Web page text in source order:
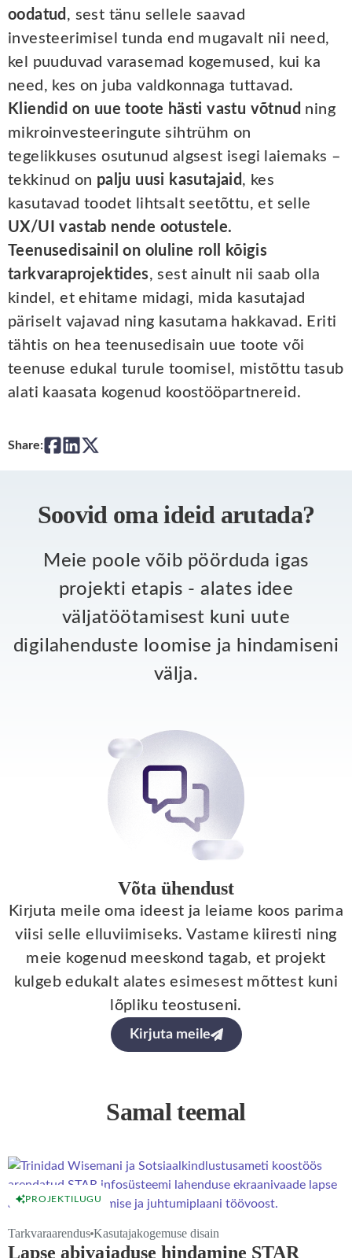
oodatud , sest tänu sellele saavad
investeerimisel tunda end mugavalt nii need,
kel puuduvad varasemad kogemused, kui ka
need, kes on juba valdkonnaga tuttavad.
Kliendid on uue toote hästi vastu võtnud ning
mikroinvesteeringute sihtrühm on
tegelikkuses osutunud algsest isegi laiemaks –
tekkinud on palju uusi kasutajaid , kes
kasutavad toodet lihtsalt seetõttu, et selle
UX/UI vastab nende ootustele.
Teenusedisainil on oluline roll kõigis
tarkvaraprojektides, sest ainult nii saab olla
kindel, et ehitame midagi, mida kasutajad
päriselt vajavad ning kasutama hakkavad. Eriti
tähtis on hea teenusedisain uue toote või
teenuse edukal turule toomisel, mistõttu tasub
alati kaasata kogenud koostööpartnereid.
Share:
Soovid oma ideid arutada?
Meie poole võib pöörduda igas
projekti etapis - alates idee
väljatöötamisest kuni uute
digilahenduste loomise ja hindamiseni
välja.
Võta ühendust
Kirjuta meile oma ideest ja leiame koos parima
viisi selle elluviimiseks. Vastame kiiresti ning
meie kogenud meeskond tagab, et projekt
kulgeb edukalt alates esimesest mõttest kuni
lõpliku teostuseni.
Kirjuta meile
Samal teemal
PROJEKTILUGU
Tarkvaraarendus Kasutajakogemuse disain
Lapse abivajaduse hindamine STAR